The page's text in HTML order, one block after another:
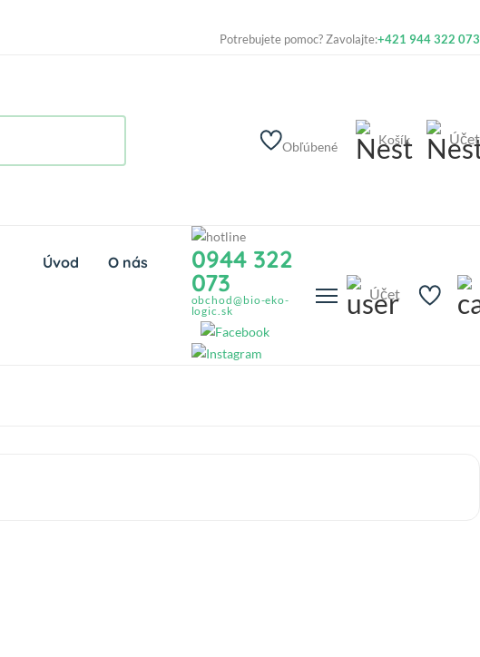
Potrebujete pomoc? Zavolajte:+421 944 322 073
Obľúbené Košík Účet
Úvod O nás 0944 322
073
obchod@bio-eko-
logic.sk
Účet